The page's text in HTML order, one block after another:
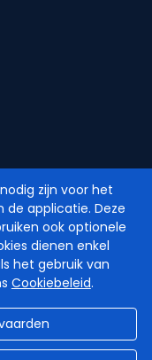
zijn voor het
applicatie. Deze
ook optionele
dienen enkel
het gebruik van
Cookiebeleid.